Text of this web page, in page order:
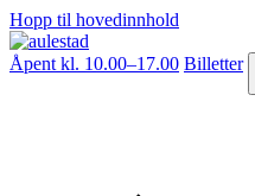
Hopp til hovedinnhold
Åpent kl. 10.00–17.00 Billetter